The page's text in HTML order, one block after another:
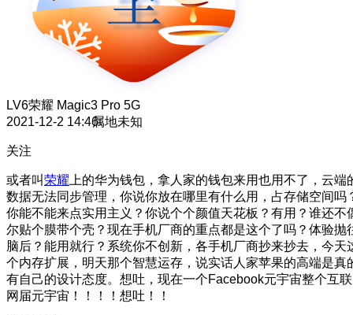
LV6荣耀 Magic3 Pro 5G
2021-12-2 14:46属地未知
关注
或者叫荣耀 上的华为钱包，拿人家的钱包来用也用不了，云端
数据无法同步管理，你说你放在哪里有什么用，占存储空间吗
你能不能来点实用主义？你说个个颜值天花板？有用？谁还不
尔贴个膜带个壳？现在手机厂商的重点都是这个了吗？体验抛
脑后？能用就行？系统你不创新，各手机厂商抄来抄去，今天
个内存扩展，明天那个智慧运存，说实话人家苹果的高端是真
有自己的设计态度。想吐，现在一个Facebook元宇宙整个互联
网届元宇宙！！！！想吐！！